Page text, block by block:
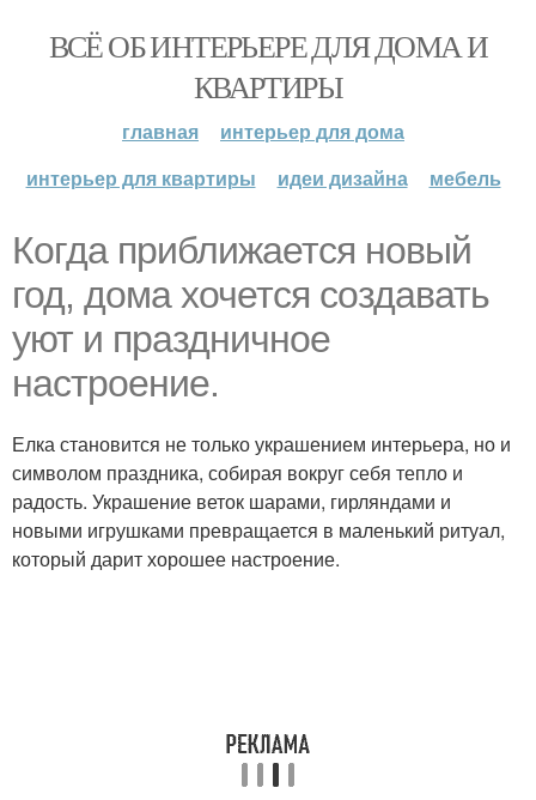
ВСЁ ОБ ИНТЕРЬЕРЕ ДЛЯ ДОМА И
КВАРТИРЫ
главная
интерьер для дома
интерьер для квартиры
идеи дизайна мебель
Когда приближается новый
год, дома хочется создавать
уют и праздничное
настроение.
Елка становится не только украшением интерьера, но и
символом праздника, собирая вокруг себя тепло и
радость. Украшение веток шарами, гирляндами и
новыми игрушками превращается в маленький ритуал,
который дарит хорошее настроение.